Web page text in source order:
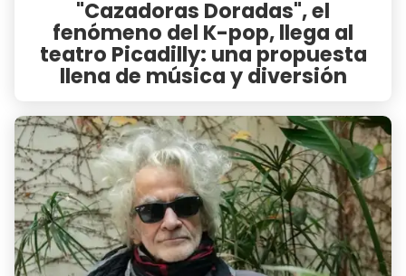
"Cazadoras Doradas", el
fenómeno del K-pop, llega al
teatro Picadilly: una propuesta
llena de música y diversión